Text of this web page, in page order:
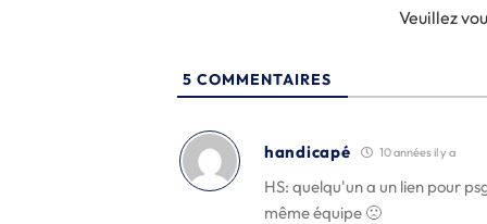
Veuillez
5 COMMENTAIRES
handicapé 10 années il y a
HS: quelqu'un a un lien pour
même équipe 🙁